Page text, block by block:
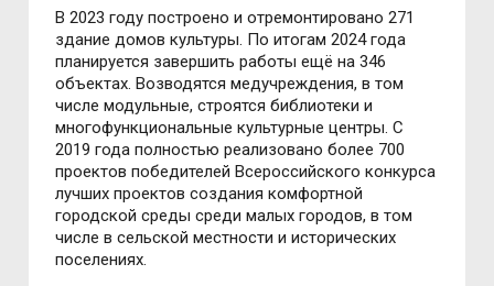
В 2023 году построено и отремонтировано 271
здание домов культуры. По итогам 2024 года
планируется завершить работы ещё на 346
объектах. Возводятся медучреждения, в том
числе модульные, строятся библиотеки и
многофункциональные культурные центры. С
2019 года полностью реализовано более 700
проектов победителей Всероссийского конкурса
лучших проектов создания комфортной
городской среды среди малых городов, в том
числе в сельской местности и исторических
поселениях.